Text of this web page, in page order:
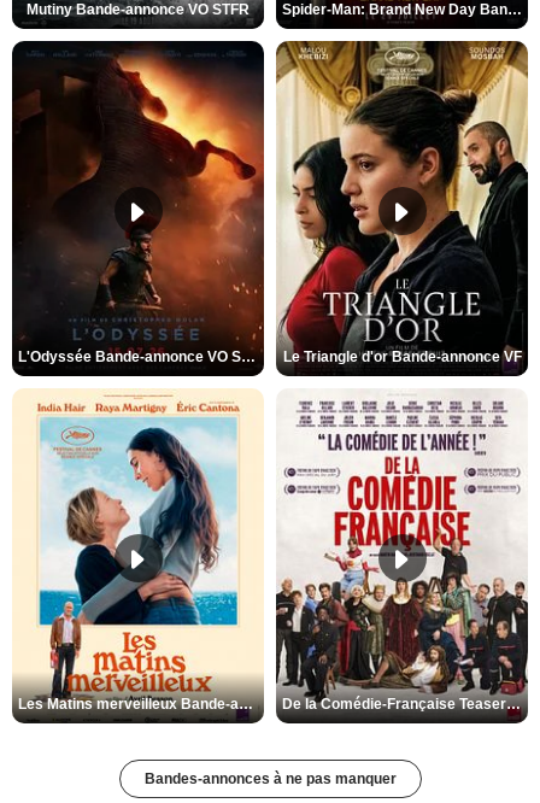
Mutiny Bande-annonce VO STFR Spider-Man: Brand New Day Bande-annonce VO STFR
L'Odyssée Bande-annonce VO STFR Le Triangle d'or Bande-annonce VF
Les Matins merveilleux Bande-annonce VF De la Comédie-Française Teaser VF
Bandes-annonces à ne pas manquer